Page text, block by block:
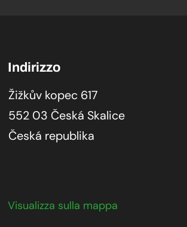
Indirizzo
Žižkův kopec 617
552 03 Česká Skalice
Česká republika
Visualizza sulla mappa